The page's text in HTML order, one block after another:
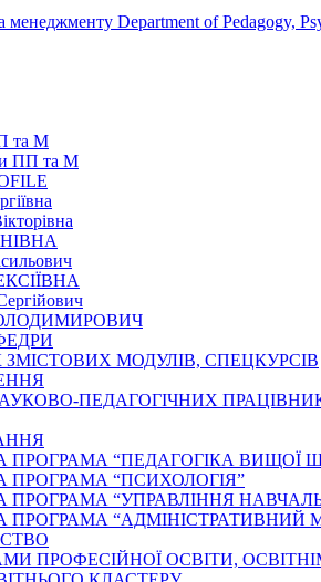
менеджменту Department of Pedagogy,
та М
ПП та М
МОДУЛІВ, СПЕЦКУРСІВ
ПЕДАГОГІЧНИХ
ПРОГРАМА “ПЕДАГОГІКА ВИЩОЇ
ПРОГРАМА “ПСИХОЛОГІЯ”
ПРОГРАМА “УПРАВЛІННЯ
ПРОГРАМА “АДМІНІСТРАТИВНИЙ
ПРОФЕСІЙНОЇ ОСВІТИ,